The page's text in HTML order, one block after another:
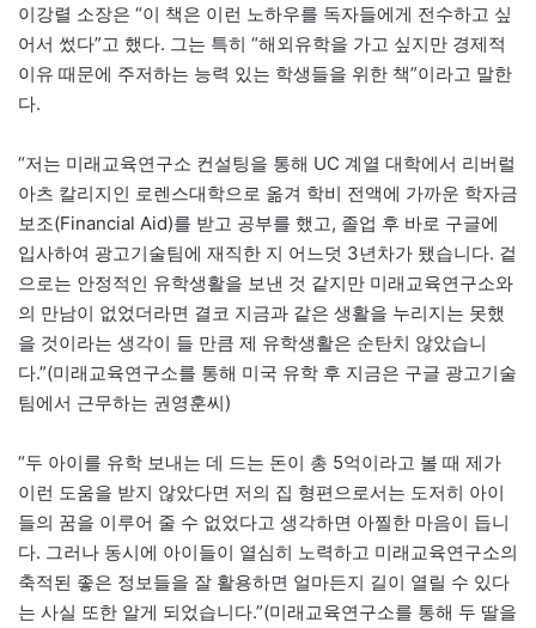
이강렬 소장은 “이 책은 이런 노하우를 독자들에게 전수하고 싶
어서 썼다”고 했다. 그는 특히 “해외유학을 가고 싶지만 경제적
이유 때문에 주저하는 능력 있는 학생들을 위한 책”이라고 말한
다.
“저는 미래교육연구소 컨설팅을 통해 UC 계열 대학에서 리버럴
아츠 칼리지인 로렌스대학으로 옮겨 학비 전액에 가까운 학자금
보조(Financial Aid)를 받고 공부를 했고, 졸업 후 바로 구글에
입사하여 광고기술팀에 재직한 지 어느덧 3년차가 됐습니다. 겉
으로는 안정적인 유학생활을 보낸 것 같지만 미래교육연구소와
의 만남이 없었더라면 결코 지금과 같은 생활을 누리지는 못했
을 것이라는 생각이 들 만큼 제 유학생활은 순탄치 않았습니
다.”(미래교육연구소를 통해 미국 유학 후 지금은 구글 광고기술
팀에서 근무하는 권영훈씨)
“두 아이를 유학 보내는 데 드는 돈이 총 5억이라고 볼 때 제가
이런 도움을 받지 않았다면 저의 집 형편으로서는 도저히 아이
들의 꿈을 이루어 줄 수 없었다고 생각하면 아찔한 마음이 듭니
다. 그러나 동시에 아이들이 열심히 노력하고 미래교육연구소의
축적된 좋은 정보들을 잘 활용하면 얼마든지 길이 열릴 수 있다
는 사실 또한 알게 되었습니다.”(미래교육연구소를 통해 두 딸을